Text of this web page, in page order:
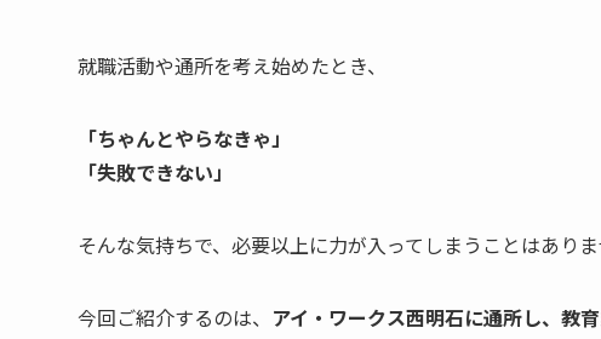
就職活動や通所を考え始めたとき、
「ちゃんとやらなきゃ」
「失敗できない」
そんな気持ちで、必要以上に力が入ってしまうことはありま
今回ご紹介するのは、 アイ・ワークス西明石に通所し、教